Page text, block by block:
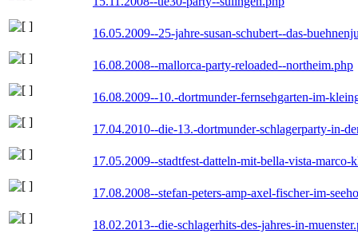
16.05.2009--25-jahre-susan-schubert--das-
16.08.2008--mallorca-party-reloaded--northeim.php
16.08.2009--10.-dortmunder-fernsehgarten-im-
17.04.2010--die-13.-dortmunder-schlagerparty-in-
17.05.2009--stadtfest-datteln-mit-bella-vista-marco-
17.08.2008--stefan-peters-amp-axel-fischer-im-
18.02.2013--die-schlagerhits-des-jahres-in-